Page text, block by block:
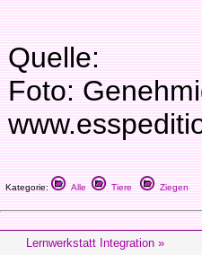
Quelle:
Foto:
Kategorie: Alle Tiere Ziegen
Lernwerkstatt Integration »